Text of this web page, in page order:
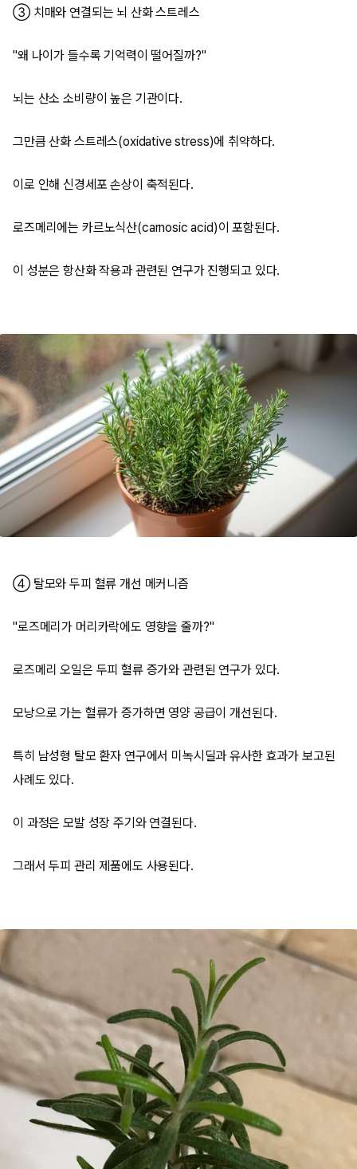
③ 치매와 연결되는 뇌 산화 스트레스
"왜 나이가 들수록 기억력이 떨어질까?"
뇌는 산소 소비량이 높은 기관이다.
그만큼 산화 스트레스(oxidative stress)에 취약하다.
이로 인해 신경세포 손상이 축적된다.
로즈메리에는 카르노식산(carnosic acid)이 포함된다.
이 성분은 항산화 작용과 관련된 연구가 진행되고 있다.
④ 탈모와 두피 혈류 개선 메커니즘
"로즈메리가 머리카락에도 영향을 줄까?"
로즈메리 오일은 두피 혈류 증가와 관련된 연구가 있다.
모낭으로 가는 혈류가 증가하면 영양 공급이 개선된다.
특히 남성형 탈모 환자 연구에서 미녹시딜과 유사한 효과가 보고된
사례도 있다.
이 과정은 모발 성장 주기와 연결된다.
그래서 두피 관리 제품에도 사용된다.